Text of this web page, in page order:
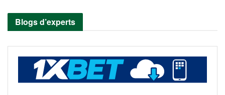
Blogs d’experts